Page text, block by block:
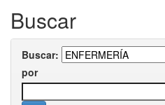
Buscar
Buscar:
por